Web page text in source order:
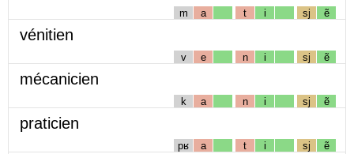
m a t i sj ẽ
vénitien
v e n i sj ẽ
mécanicien
k a n i sj ẽ
praticien
pʁ a t i sj ẽ